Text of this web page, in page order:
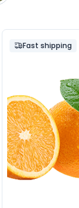
Fast shipping